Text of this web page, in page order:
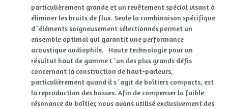
particulièrement grande et un revêtement spécial visant à
éliminer les bruits de flux. Seule la combinaison spécifique
d´éléments soigneusement sélectionnés permet un
ensemble optimal qui garantit une performance
acoustique audiophile. Haute technologie pour un
résultat haut de gamme L´un des plus grands défis
concernant la construction de haut-parleurs,
particulièrement quand il s´agit de boîtiers compacts, est
la reproduction des basses. Afin de compenser la faible
résonance du boîtier, nous avons utilisé exclusivement des